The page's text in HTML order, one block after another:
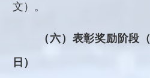
文）。
（六）表彰奖励阶段（
日）